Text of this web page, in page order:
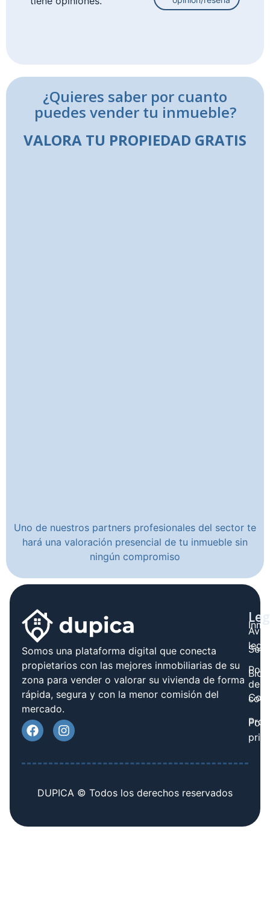
¿Quieres saber por cuanto
puedes vender tu inmueble?
VALORA TU PROPIEDAD GRATIS
Uno de nuestros partners profesionales del sector te
hará una valoración presencial de tu inmueble sin
ningún compromiso
Somos una plataforma digital que conecta
propietarios con las mejores inmobiliarias de su
zona para vender o valorar su vivienda de forma
rápida, segura y con la menor comisión del
mercado.
Blog
legal
de
DUPICA © Todos los derechos reservados